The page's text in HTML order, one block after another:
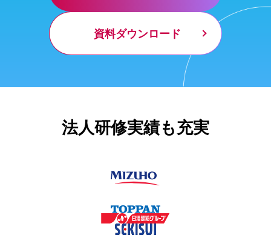
資料ダウンロード
法人研修実績も充実